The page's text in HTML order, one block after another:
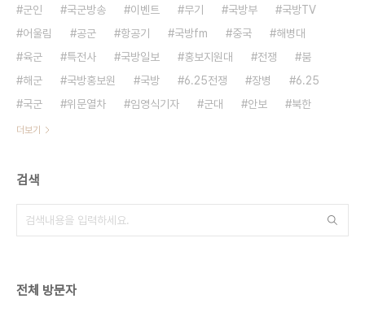
군인 국군방송 이벤트 무기 국방부
국방TV
어울림
공군 항공기 국방fm 중국
해병대
육군
특전사 국방일보 홍보지원대 전쟁
붐
해군
국방홍보원 국방 6.25전쟁 장병
6.25
국군
위문열차 임영식기자 군대 안보 북한
더보기
검색
전체 방문자